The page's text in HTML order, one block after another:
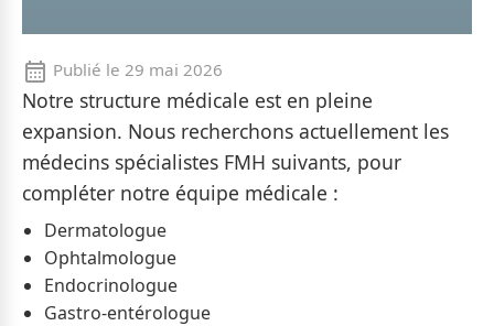
Publié le 29 mai 2026
Notre structure médicale est en pleine
expansion. Nous recherchons actuellement les
médecins spécialistes FMH suivants, pour
compléter notre équipe médicale :
Dermatologue
Ophtalmologue
Endocrinologue
Gastro-entérologue